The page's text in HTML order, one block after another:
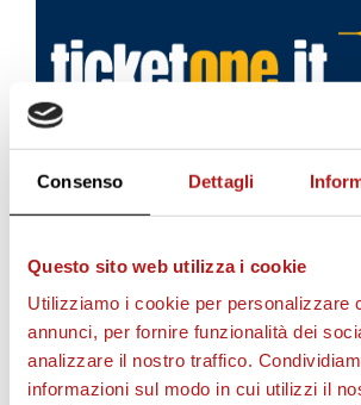
Consenso Dettagli
Questo sito web utilizza i cookie
Utilizziamo i cookie per personalizzare
annunci, per fornire funzionalità dei
analizzare il nostro traffico.
informazioni sul modo in cui utilizzi il
AS CITTADELLA STORE